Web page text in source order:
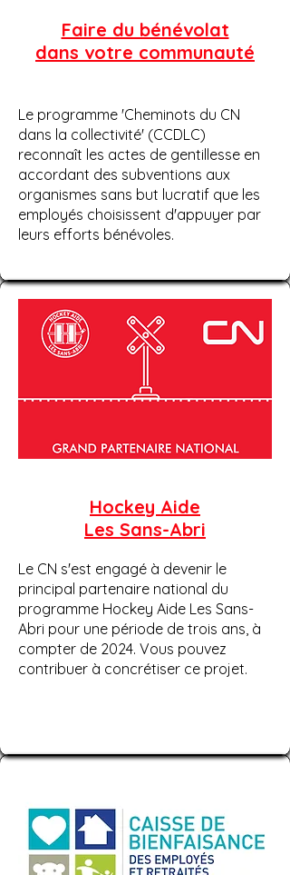
Faire du bénévolat
dans votre communauté
Le programme 'Cheminots du CN
dans la collectivité' (CCDLC)
reconnaît les actes de gentillesse en
accordant des subventions aux
organismes sans but lucratif que les
employés choisissent d'appuyer par
leurs efforts bénévoles.
Hockey Aide
Les Sans-Abri
Le CN s'est engagé à devenir le
principal partenaire national du
programme Hockey Aide Les Sans-
Abri pour une période de trois ans, à
compter de 2024. Vous pouvez
contribuer à concrétiser ce projet.